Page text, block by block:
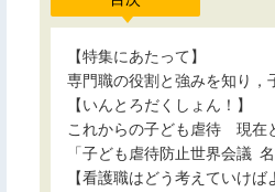
【特集にあたって】
専門職の役割と強みを知り
【いんとろだくしょん！】
これからの子ども虐待 現在
「子ども虐待防止世界会議
【看護職はどう考えていけば